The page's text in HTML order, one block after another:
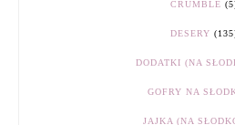
CRUMBLE
DESERY
DODATKI (NA
GOFRY NA
JAJKA (NA